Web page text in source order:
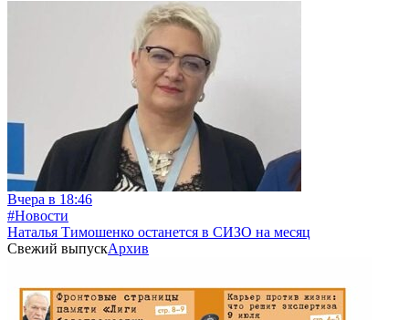
Вчера в 18:46
#Новости
Наталья Тимошенко останется в СИЗО на месяц
Свежий выпускАрхив